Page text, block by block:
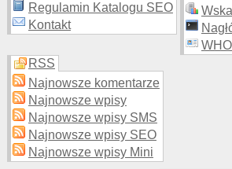
Regulamin Katalogu SEO
Kontakt
RSS
Najnowsze komentarze
Najnowsze wpisy
Najnowsze wpisy SMS
Najnowsze wpisy SEO
Najnowsze wpisy Mini